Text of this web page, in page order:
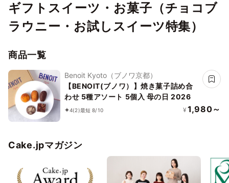
ギフトスイーツ・お菓子（チョコブ
ラウニー・お試しスイーツ特集）
商品一覧
Benoit Kyoto（ブノワ京都）
【BENOIT(ブノワ）】焼き菓子詰め合
わせ 5種アソート 5個入 母の日 2026
4(2)最短 8/10 ¥ 1,980～
Cake.jpマガジン